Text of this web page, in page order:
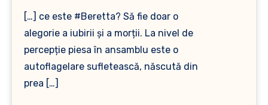
[…] ce este #Beretta? Să fie doar o
alegorie a iubirii și a morții. La nivel de
percepție piesa în ansamblu este o
autoflagelare sufletească, născută din
prea […]